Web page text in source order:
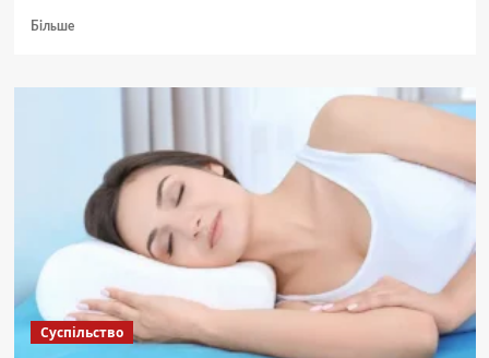
БільшеДокладніше
с
класса:
надежная
защита
комфорт
военных
и
силовых
Суспільство